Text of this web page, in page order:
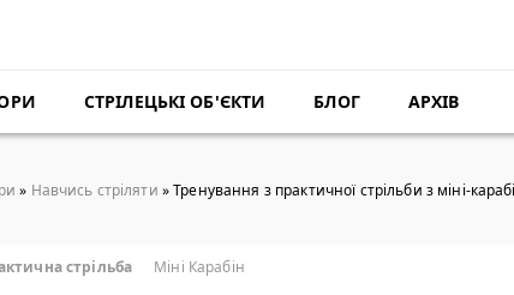
СТРІЛЕЦЬКІ ОБ'ЄКТИ БЛОГ АРХІВ
» Навчись стріляти » Тренування з практичної стрільби з міні-
стрільба Міні Карабін